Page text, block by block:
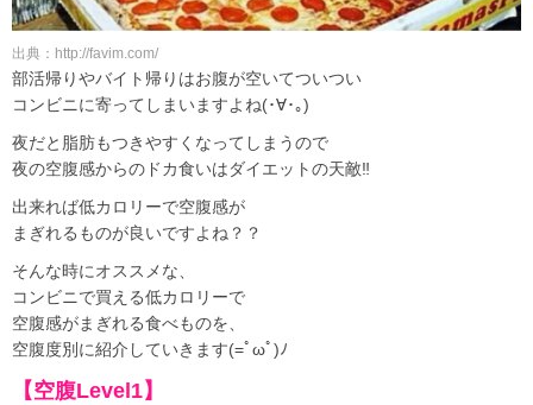
出典：http://favim.com/
部活帰りやバイト帰りはお腹が空いてついつい
コンビニに寄ってしまいますよね(･∀･｡)
夜だと脂肪もつきやすくなってしまうので
夜の空腹感からのドカ食いはダイエットの天敵‼
出来れば低カロリーで空腹感が
まぎれるものが良いですよね？？
そんな時にオススメな、
コンビニで買える低カロリーで
空腹感がまぎれる食べものを、
空腹度別に紹介していきます(=ﾟωﾟ)ﾉ
【空腹Level1】